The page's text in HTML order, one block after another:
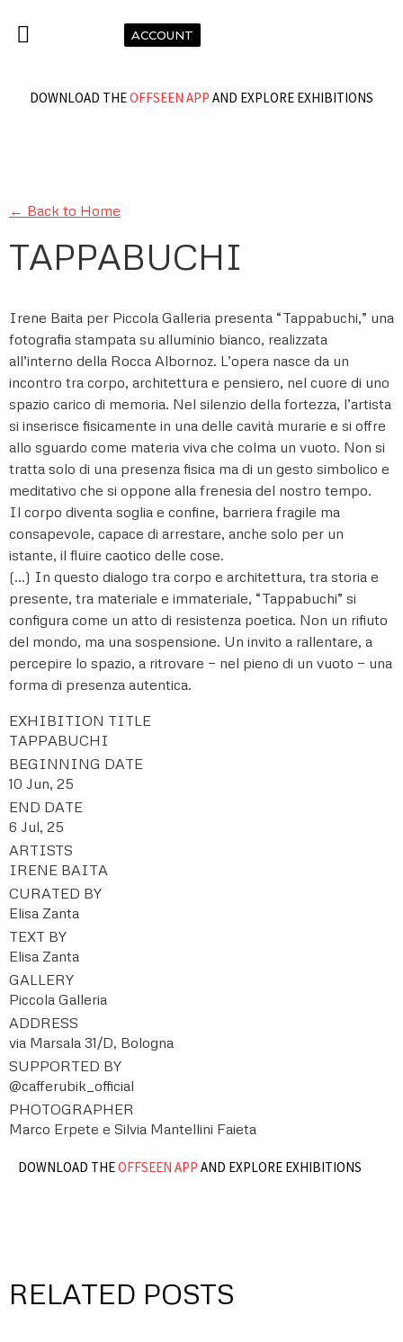
ACCOUNT
DOWNLOAD THEOFFSEEN APP AND EXPLORE EXHIBITIONS
← Back to Home
TAPPABUCHI
Irene Baita per Piccola Galleria presenta “Tappabuchi,” una
fotografia stampata su alluminio bianco, realizzata
all’interno della Rocca Albornoz. L’opera nasce da un
incontro tra corpo, architettura e pensiero, nel cuore di uno
spazio carico di memoria. Nel silenzio della fortezza, l’artista
si inserisce fisicamente in una delle cavità murarie e si offre
allo sguardo come materia viva che colma un vuoto. Non si
tratta solo di una presenza fisica ma di un gesto simbolico e
meditativo che si oppone alla frenesia del nostro tempo.
Il corpo diventa soglia e confine, barriera fragile ma
consapevole, capace di arrestare, anche solo per un
istante, il fluire caotico delle cose.
(…) In questo dialogo tra corpo e architettura, tra storia e
presente, tra materiale e immateriale, “Tappabuchi” si
configura come un atto di resistenza poetica. Non un rifiuto
del mondo, ma una sospensione. Un invito a rallentare, a
percepire lo spazio, a ritrovare — nel pieno di un vuoto — una
forma di presenza autentica.
EXHIBITION TITLE
TAPPABUCHI
BEGINNING DATE
10 Jun, 25
END DATE
6 Jul, 25
ARTISTS
IRENE BAITA
CURATED BY
Elisa Zanta
TEXT BY
Elisa Zanta
GALLERY
Piccola Galleria
ADDRESS
via Marsala 31/D, Bologna
SUPPORTED BY
@cafferubik_official
PHOTOGRAPHER
Marco Erpete e Silvia Mantellini Faieta
DOWNLOAD THEOFFSEEN APP AND EXPLORE EXHIBITIONS
RELATED POSTS